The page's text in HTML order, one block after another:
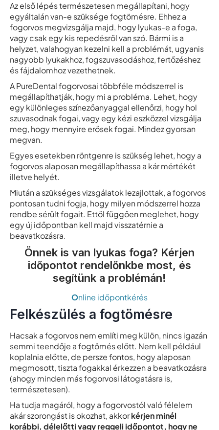
Az első lépés természetesen megállapítani, hogy
egyáltalán van-e szüksége fogtömésre. Ehhez a
fogorvos megvizsgálja majd, hogy lyukas-e a foga,
vagy csak egy kis repedésről van szó. Bármi is a
helyzet, valahogyan kezelni kell a problémát, ugyanis
nagyobb lyukakhoz, fogszuvasodáshoz, fertőzéshez
és fájdalomhoz vezethetnek.
A PureDental fogorvosai többféle módszerrel is
megállapíthatják, hogy mi a probléma. Lehet, hogy
egy különleges színezőanyaggal ellenőrzi, hogy hol
szuvasodnak fogai, vagy egy kézi eszközzel vizsgálja
meg, hogy mennyire erősek fogai. Mindez gyorsan
megvan.
Egyes esetekben röntgenre is szükség lehet, hogy a
fogorvos alaposan megállapíthassa a kár mértékét
illetve helyét.
Miután a szükséges vizsgálatok lezajlottak, a fogorvos
pontosan tudni fogja, hogy milyen módszerrel hozza
rendbe sérült fogait. Ettől függően meglehet, hogy
egy új időpontban kell majd visszatérnie a
beavatkozásra.
Önnek is van lyukas foga? Kérjen
időpontot rendelőnkbe most, és
segítünk a problémán!
Online időpontkérés
Felkészülés a fogtömésre
Hacsak a fogorvos nem említi meg külön, nincs igazán
semmi teendője a fogtömés előtt. Nem kell például
koplalnia előtte, de persze fontos, hogy alaposan
megmosott, tiszta fogakkal érkezzen a beavatkozásra
(ahogy minden más fogorvosi látogatásra is,
természetesen).
Ha tudja magáról, hogy a fogorvostól való félelem
akár szorongást is okozhat, akkorkérjen minél
korábbi, délelőtti vagy reggeli időpontot, hogy ne